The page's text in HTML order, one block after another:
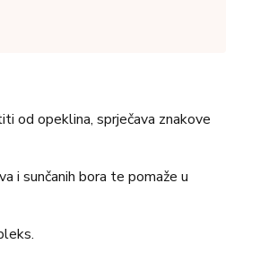
od opeklina, sprječava znakove
i sunčanih bora te pomaže u